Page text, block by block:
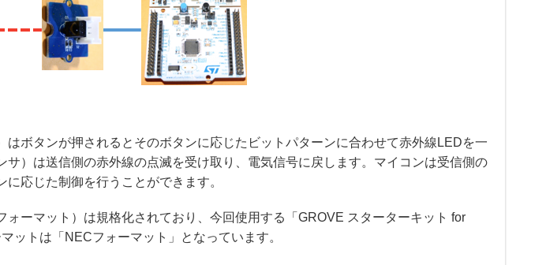
ボタンが押されるとそのボタンに応じたビットパターンに合わせて赤外線LEDを一
サ）は送信側の赤外線の点滅を受け取り、電気信号に戻します。マイコンは受信側の
応じた制御を行うことができます。
ォーマット）は規格化されており、今回使用する「GROVE スターターキット for
ットは「NECフォーマット」となっています。